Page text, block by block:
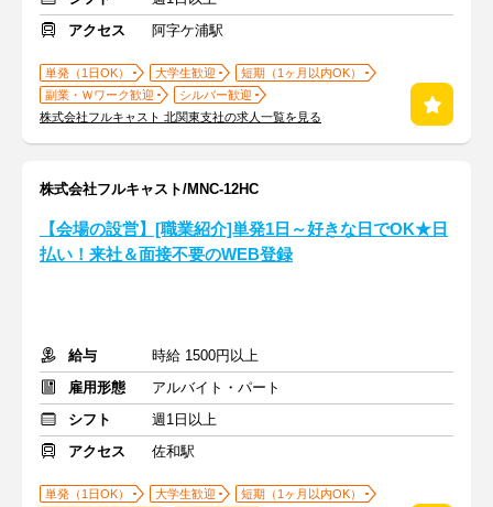
アクセス
阿字ケ浦駅
単発（1日OK） 大学生歓迎
短期（1ヶ月以内OK）
副業・Ｗワーク歓迎
シルバー歓迎
株式会社フルキャスト 北関東支社の求人一覧を見る
株式会社フルキャスト/MNC-12HC
【会場の設営】[職業紹介]単発1日～好きな日でOK★日
払い！来社＆面接不要のWEB登録
給与
時給 1500円以上
雇用形態
アルバイト・パート
シフト
週1日以上
アクセス
佐和駅
単発（1日OK） 大学生歓迎
短期（1ヶ月以内OK）